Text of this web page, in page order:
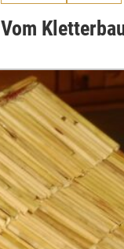
Vom